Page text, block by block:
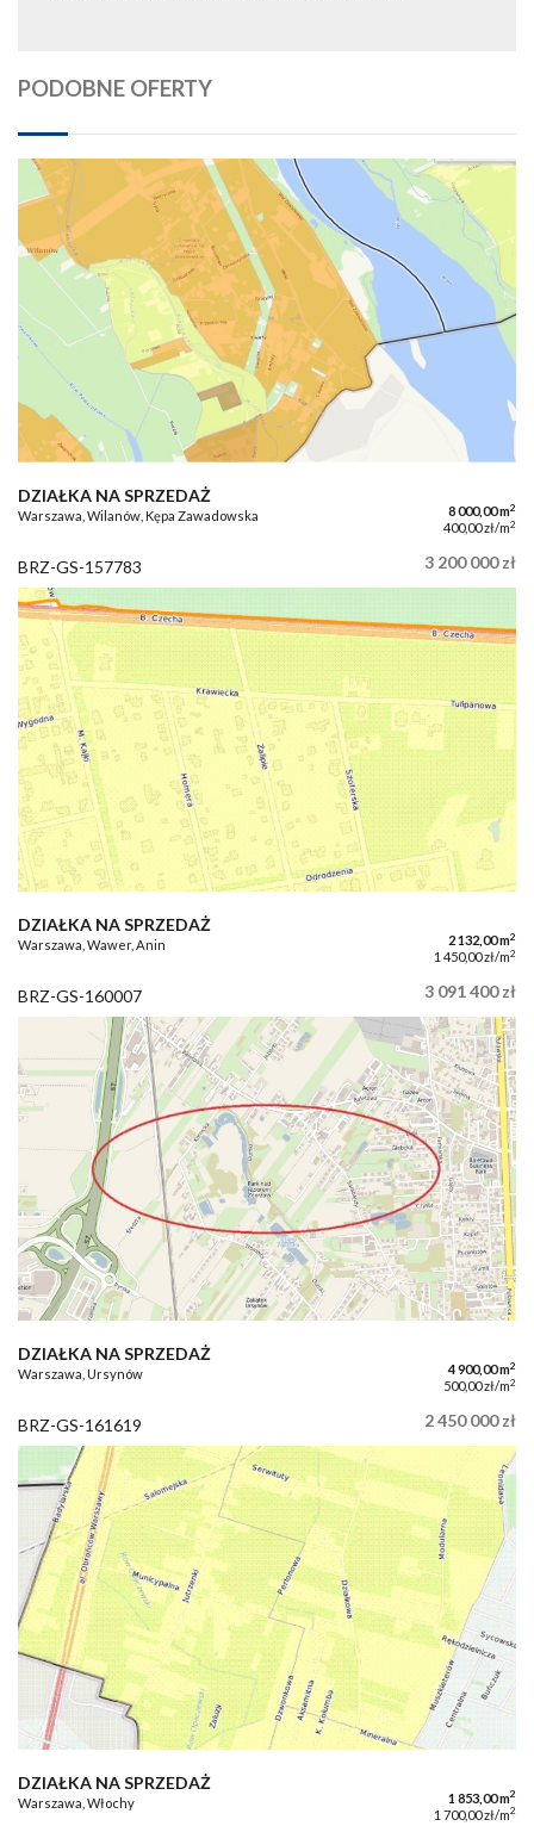
PODOBNE OFERTY
DZIAŁKA NA SPRZEDAŻ
Warszawa, Wilanów, Kępa Zawadowska 8 000,00 m2
400,00 zł/m2
BRZ-GS-157783 3 200 000 zł
DZIAŁKA NA SPRZEDAŻ
Warszawa, Wawer, Anin 2 132,00 m2
1 450,00 zł/m2
BRZ-GS-160007 3 091 400 zł
DZIAŁKA NA SPRZEDAŻ
Warszawa, Ursynów 4 900,00 m2
500,00 zł/m2
BRZ-GS-161619 2 450 000 zł
DZIAŁKA NA SPRZEDAŻ
Warszawa, Włochy 1 853,00 m2
1 700,00 zł/m2